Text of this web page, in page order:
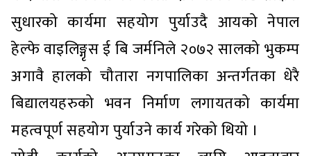
सुधारको कार्यमा सहयोग पुर्याउदै आयको नेपाल
हेल्फे वाइलिङ्गृस ई बि जर्मनिले २०७२ सालको भुकम्प
अगावै हालको चौतारा नगपालिका अन्तर्गतका धेरै
बिद्यालयहरुको भवन निर्माण लगायतको कार्यमा
महत्वपूर्ण सहयोग पुर्याउने कार्य गरेको थियो ।